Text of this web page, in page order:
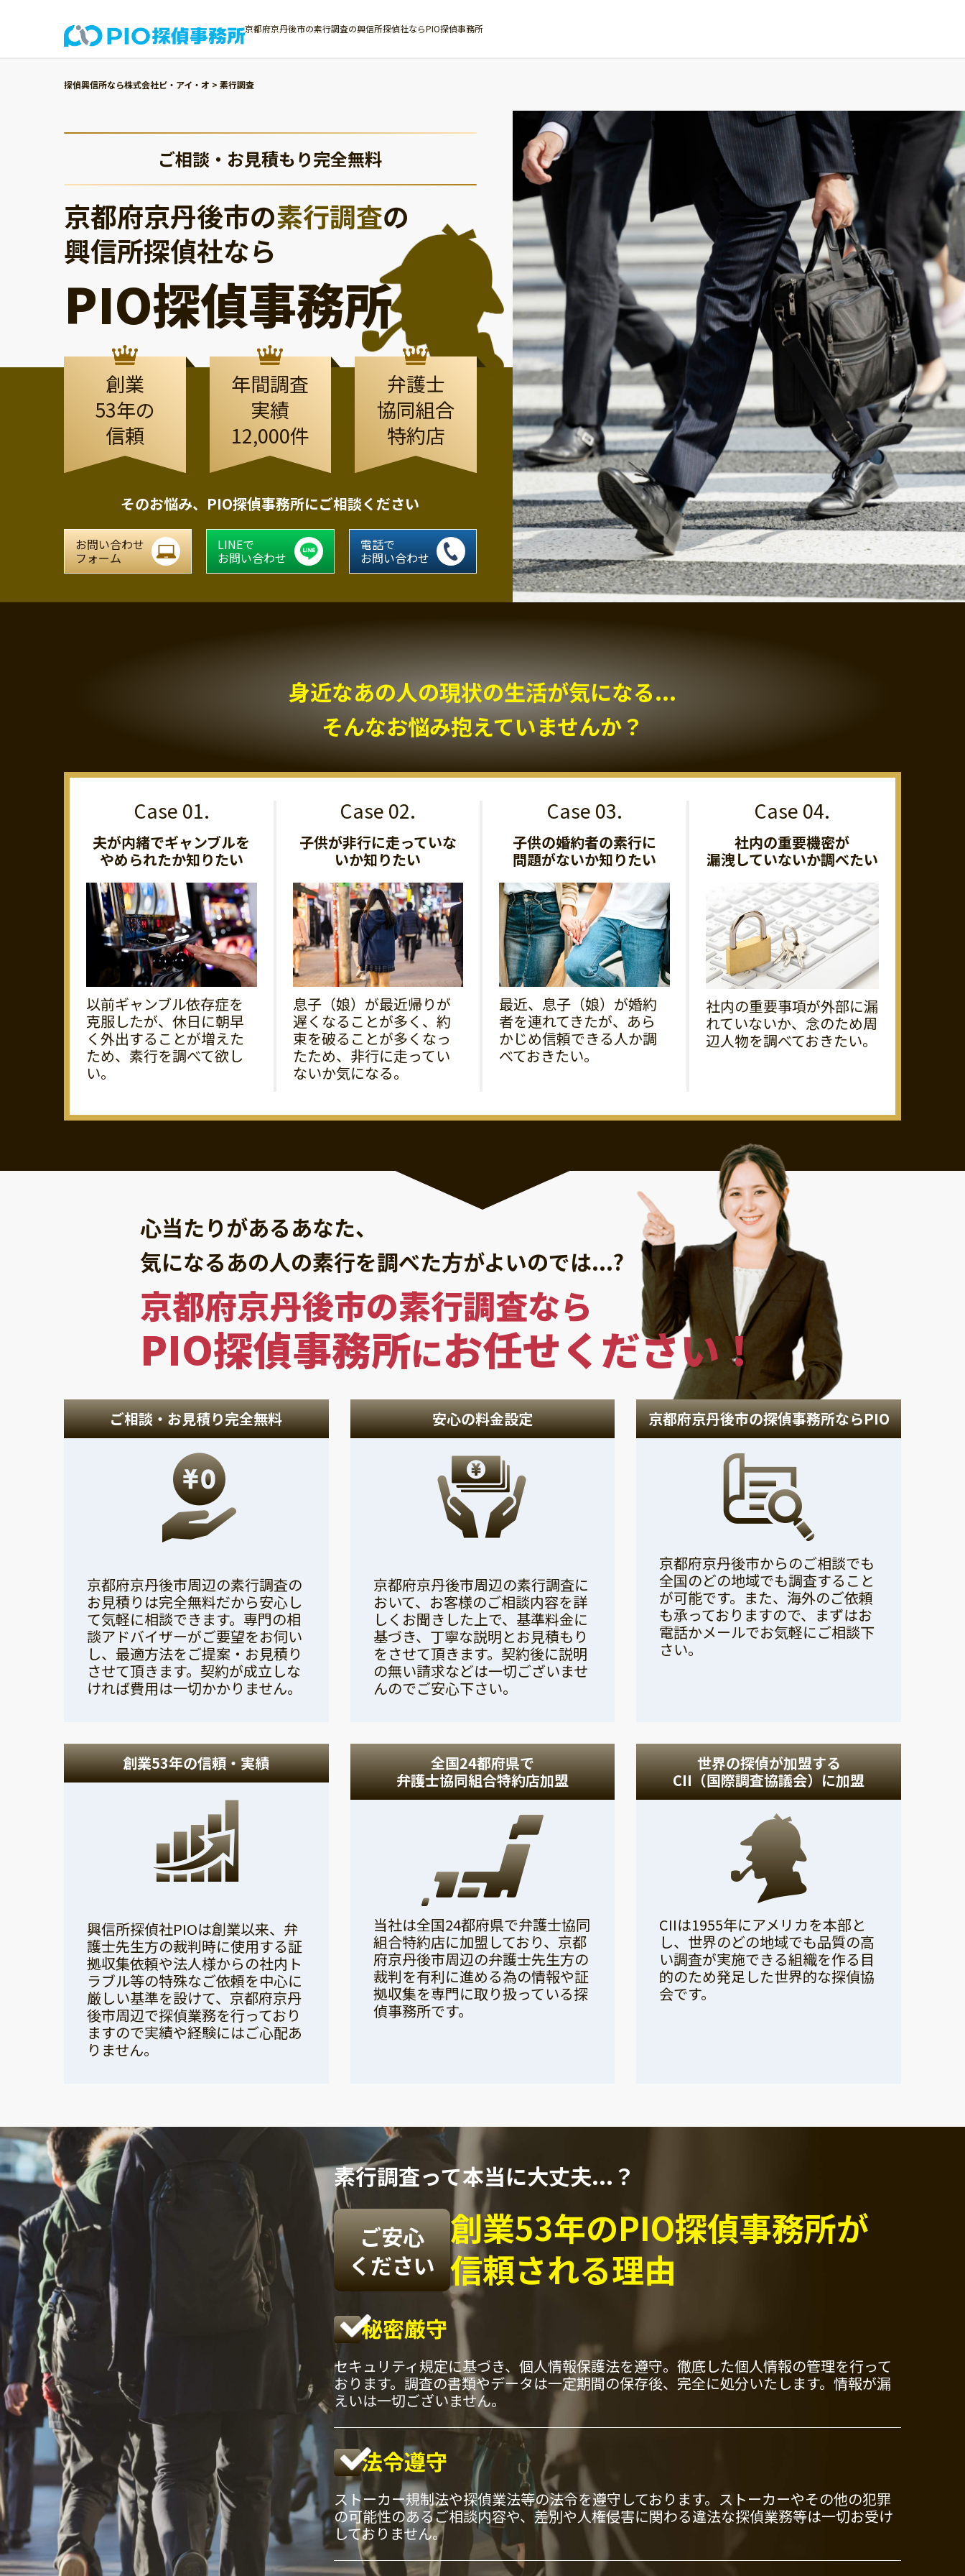
京都府京丹後市の素行調査の興信所探偵社ならPIO探偵事務所
探偵興信所なら株式会社ピ・アイ・オ > 素行調査
ご相談・お見積もり完全無料
京都府京丹後市の素行調査の
興信所探偵社なら
PIO探偵事務所
創業
53年の
信頼
年間調査
実績
12,000件
弁護士
協同組合
特約店
そのお悩み、 PIO探偵事務所にご相談ください
お問い合わせ
フォーム
LINEで
お問い合わせ
電話で
お問い合わせ
身近なあの人の現状の生活が気になる...
そんなお悩み抱えていませんか？
夫が内緒でギャンブルを
やめられたか知りたい
以前ギャンブル依存症を
克服したが、休日に朝早
く外出することが増えた
ため、素行を調べて欲し
い。
子供が非行に走っていな
いか知りたい
息子（娘）が最近帰りが
遅くなることが多く、約
束を破ることが多くなっ
たため、非行に走ってい
ないか気になる。
子供の婚約者の素行に
問題がないか知りたい
最近、息子（娘）が婚約
者を連れてきたが、あら
かじめ信頼できる人か調
べておきたい。
社内の重要機密が
漏洩していないか調べたい
社内の重要事項が外部に漏
れていないか、念のため周
辺人物を調べておきたい。
心当たりがあるあなた、
気になるあの人の素行を調べた方がよいのでは...?
京都府京丹後市の素行調査なら
PIO探偵事務所にお任せください！
ご相談・お見積り完全無料
京都府京丹後市周辺の素行調査の
お見積りは完全無料だから安心し
て気軽に相談できます。専門の相
談アドバイザーがご要望をお伺い
し、最適方法をご提案・お見積り
させて頂きます。契約が成立しな
ければ費用は一切かかりません。
安心の料金設定
京都府京丹後市周辺の素行調査に
おいて、お客様のご相談内容を詳
しくお聞きした上で、基準料金に
基づき、丁寧な説明とお見積もり
をさせて頂きます。契約後に説明
の無い請求などは一切ございませ
んのでご安心下さい。
京都府京丹後市の探偵事務所ならPIO
京都府京丹後市からのご相談でも
全国のどの地域でも調査すること
が可能です。また、海外のご依頼
も承っておりますので、まずはお
電話かメールでお気軽にご相談下
さい。
創業53年の信頼・実績
興信所探偵社PIOは創業以来、弁
護士先生方の裁判時に使用する証
拠収集依頼や法人様からの社内ト
ラブル等の特殊なご依頼を中心に
厳しい基準を設けて、京都府京丹
後市周辺で探偵業務を行っており
ますので実績や経験にはご心配あ
りません。
全国24都府県で
弁護士協同組合特約店加盟
当社は全国24都府県で弁護士協同
組合特約店に加盟しており、京都
府京丹後市周辺の弁護士先生方の
裁判を有利に進める為の情報や証
拠収集を専門に取り扱っている探
偵事務所です。
世界の探偵が加盟する
CII（国際調査協議会）に加盟
CIIは1955年にアメリカを本部と
し、世界のどの地域でも品質の高
い調査が実施できる組織を作る目
的のため発足した世界的な探偵協
会です。
素行調査って本当に大丈夫...？
ご安心
ください
創業53年のPIO探偵事務所が
信頼される理由
秘密厳守
セキュリティ規定に基づき、個人情報保護法を遵守。徹底した個人情報の管理を行って
おります。調査の書類やデータは一定期間の保存後、完全に処分いたします。情報が漏
えいは一切ございません。
法令遵守
ストーカー規制法や探偵業法等の法令を遵守しております。ストーカーやその他の犯罪
の可能性のあるご相談内容や、差別や人権侵害に関わる違法な探偵業務等は一切お受け
しておりません。